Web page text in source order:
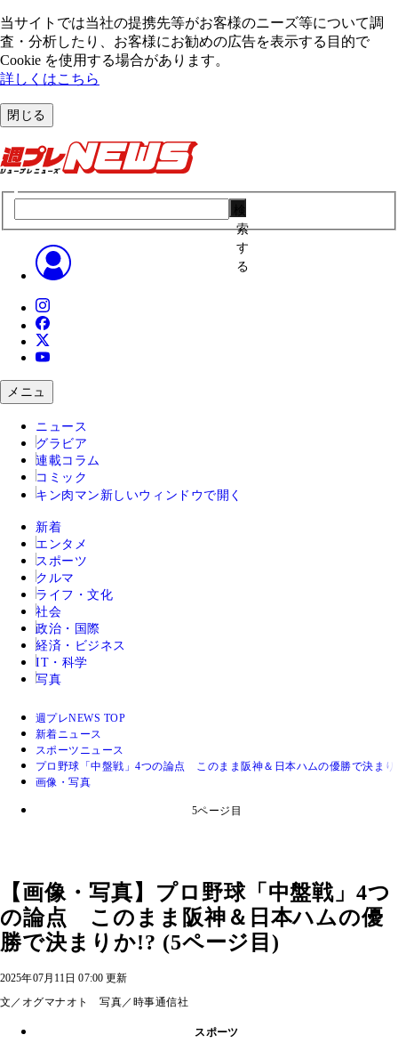
当サイトでは当社の提携先等がお客様のニーズ等について調
査・分析したり、お客様にお勧めの広告を表⽰する⽬的で
Cookie を使⽤する場合があります。
詳しくはこちら
閉じる
索
す
る
メニュ
ニュース
グラビア
連載コラム
コミック
キン肉マン 新しいウィンドウで開く
新着
エンタメ
スポーツ
クルマ
ライフ・文化
社会
政治・国際
経済・ビジネス
IT・科学
写真
週プレNEWS TOP
新着ニュース
スポーツニュース
プロ野球「中盤戦」4つの論点 このまま阪神＆日本ハムの優勝で決まり
画像・写真
5ページ目
【画像・写真】プロ野球「中盤戦」4つ
の論点 このまま阪神＆日本ハムの優
勝で決まりか!? (5ページ目)
2025年07月11日 07:00 更新
文／オグマナオト 写真／時事通信社
スポーツ